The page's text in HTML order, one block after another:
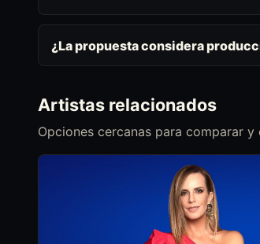
¿La propuesta considera
Artistas relacionados
Opciones cercanas para comparar